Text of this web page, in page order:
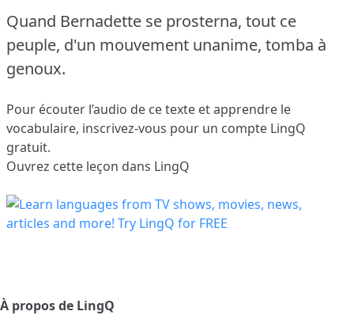
Quand Bernadette se prosterna, tout ce
peuple, d'un mouvement unanime, tomba à
genoux.
Pour écouter l’audio de ce texte et apprendre le
vocabulaire, inscrivez-vous pour un compte LingQ
gratuit.
Ouvrez cette leçon dans LingQ
À propos de LingQ